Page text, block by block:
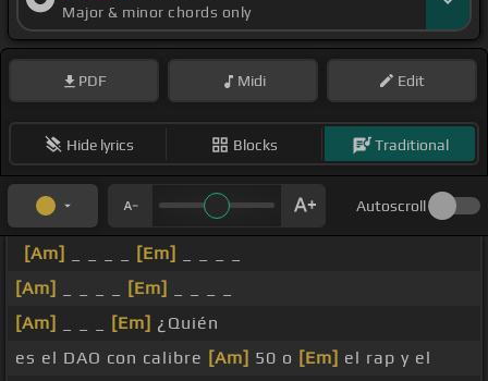
Major & minor chords only
PDF Midi Edit
Hide lyrics Blocks Traditional
Autoscroll
[Am] [Em]
[Am]
[Em]
[Am]
[Em] ¿Quién
es el DAO con calibre [Am] 50 o [Em] el rap y el